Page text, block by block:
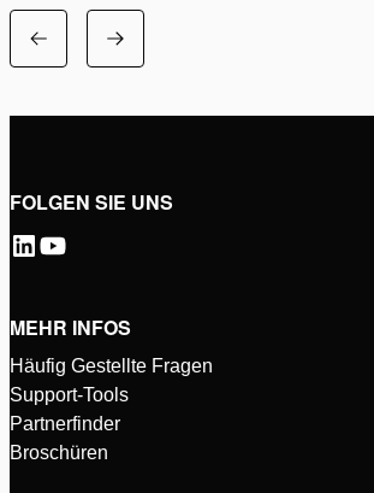
FOLGEN SIE UNS
MEHR INFOS
Häufig Gestellte Fragen
Support-Tools
Partnerfinder
Broschüren